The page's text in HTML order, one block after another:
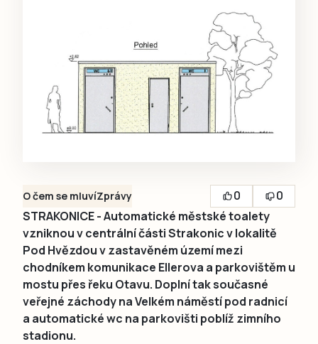
O čem se mluvíZprávy 0
0
STRAKONICE - Automatické městské toalety
vzniknou v centrální části Strakonic v lokalitě
Pod Hvězdou v zastavěném území mezi
chodníkem komunikace Ellerova a parkovištěm u
mostu přes řeku Otavu. Doplní tak současné
veřejné záchody na Velkém náměstí pod radnicí
a automatické wc na parkovišti poblíž zimního
stadionu.